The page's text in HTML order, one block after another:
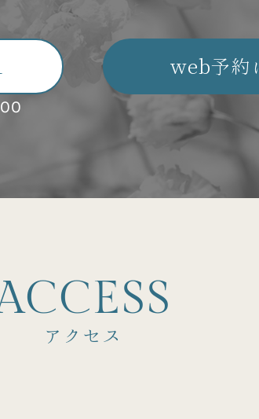
web予約
CCESS
アクセス